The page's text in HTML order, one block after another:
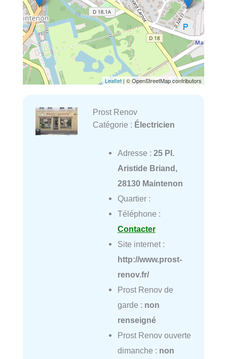
Leaflet | © OpenStreetMap contributors
Prost Renov
Catégorie : Électricien
Adresse : 25 Pl.
Aristide Briand,
28130 Maintenon
Quartier :
Téléphone :
Contacter
Site internet :
http://www.prost-
renov.fr/
Prost Renov de
garde : non
renseigné
Prost Renov ouverte
dimanche : non